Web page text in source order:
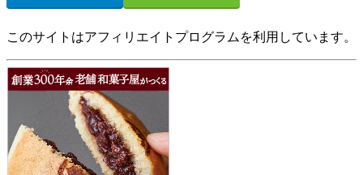
このサイトはアフィリエイトプログラムを利用しています。